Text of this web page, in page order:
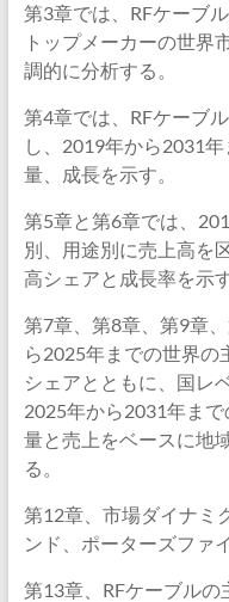
第3章では、RFケーブ
トップメーカーの世界
調的に分析する。
第4章では、RFケーブ
し、2019年から2031
量、成長を示す。
第5章と第6章では、
別、用途別に売上高を
高シェアと成長率を示す
第7章、第8章、第9章
ら2025年までの世界の
シェアとともに、国レ
2025年から2031年ま
量と売上をベースに地
る。
第12章、市場ダイナミ
ンド、ポーターズファ
第13章、RFケーブルの